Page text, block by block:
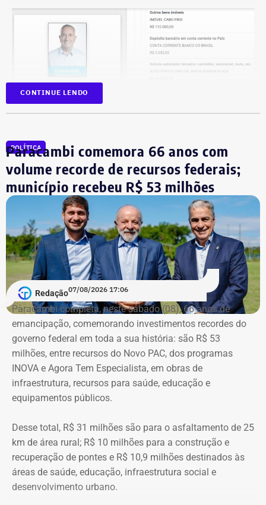
Na disputa de 2022, quando foi eleito para a Câmara dos
Deputados, o parlamentar havia informado R$
1.065.439,98 em bens. Na época, mantinha R$ 50 mil em
dinheiro vivo.
Em quatro anos, o patrimônio de Bebeto cresceu R$
1.892.881,58, alta de 177,7%. Já o valor mantido em
espécie saltou de R$ 50 mil para R$ 840 mil, aumento de
R$ 790 mil, ou 1.580%.
A relação de bens foi informada pelo próprio candidato à
Justiça Eleitoral durante o registro da candidatura. As
declarações são públicas e podem ser consultadas por
qualquer eleitor no sistema DivulgaCand, do Tribunal
Superior Eleitoral (TSE).
CONTINUE LENDO
POLÍTICA
Paracambi comemora 66 anos com
volume recorde de recursos federais;
município recebeu R$ 53 milhões
Redação07/08/2026 17:06
Paracambi completa, neste sábado (08), 66 anos de
emancipação, comemorando investimentos recordes do
governo federal em toda a sua história: são R$ 53
milhões, entre recursos do Novo PAC, dos programas
INOVA e Agora Tem Especialista, em obras de
infraestrutura, recursos para saúde, educação e
equipamentos públicos.
Desse total, R$ 31 milhões são para o asfaltamento de 25
km de área rural; R$ 10 milhões para a construção e
recuperação de pontes e R$ 10,9 milhões destinados às
áreas de saúde, educação, infraestrutura social e
desenvolvimento urbano.